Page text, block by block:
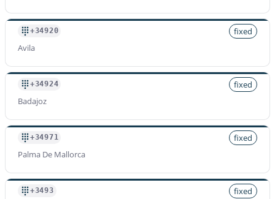
+34920
fixed
Avila
+34924
fixed
Badajoz
+34971
fixed
Palma De Mallorca
+3493
fixed